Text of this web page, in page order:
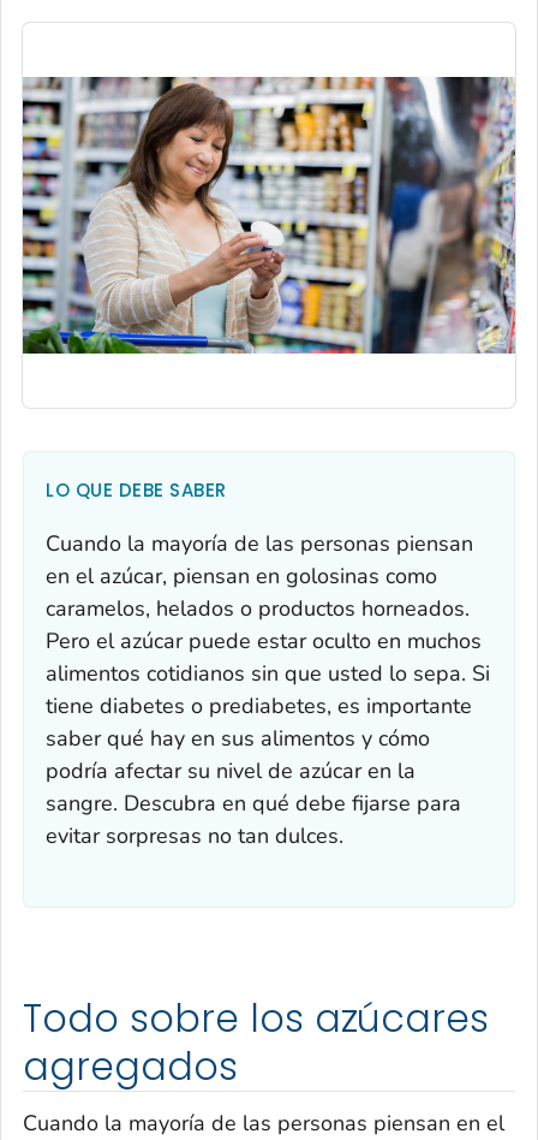
LO QUE DEBE SABER
Cuando la mayoría de las personas piensan
en el azúcar, piensan en golosinas como
caramelos, helados o productos horneados.
Pero el azúcar puede estar oculto en muchos
alimentos cotidianos sin que usted lo sepa. Si
tiene diabetes o prediabetes, es importante
saber qué hay en sus alimentos y cómo
podría afectar su nivel de azúcar en la
sangre. Descubra en qué debe fijarse para
evitar sorpresas no tan dulces.
Todo sobre los azúcares
agregados
Cuando la mayoría de las personas piensan en el